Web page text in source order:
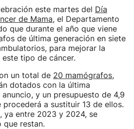
este martes del Día
de Mama, el Departamento
que durante el año que viene
de última generación en siete
para mejorar la
tipo de cáncer.
un total de 20 mamógrafos,
dotados con la última
y un presupuesto de 4,9
procederá a sustituir 13 de ellos.
ya entre 2023 y 2024, se
que restan.